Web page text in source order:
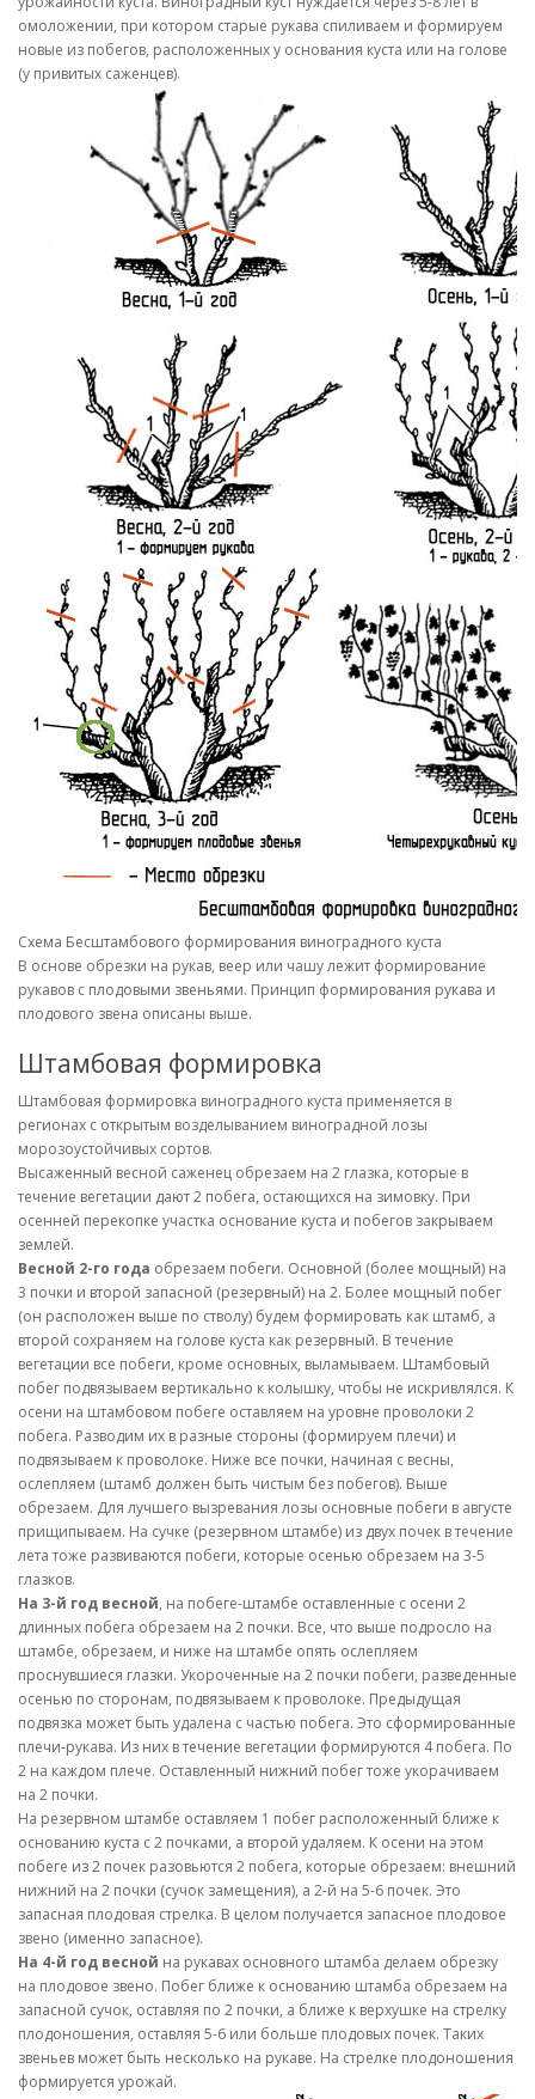
омоложении, при котором старые рукава спиливаем и формируем
новые из побегов, расположенных у основания куста или на голове
(у привитых саженцев).
Схема Бесштамбового формирования виноградного куста
В основе обрезки на рукав, веер или чашу лежит формирование
рукавов с плодовыми звеньями. Принцип формирования рукава и
плодового звена описаны выше.
Штамбовая формировка
Штамбовая формировка виноградного куста применяется в
регионах с открытым возделыванием виноградной лозы
морозоустойчивых сортов.
Высаженный весной саженец обрезаем на 2 глазка, которые в
течение вегетации дают 2 побега, остающихся на зимовку. При
осенней перекопке участка основание куста и побегов закрываем
землей.
Весной 2-го года обрезаем побеги. Основной (более мощный) на
3 почки и второй запасной (резервный) на 2. Более мощный побег
(он расположен выше по стволу) будем формировать как штамб, а
второй сохраняем на голове куста как резервный. В течение
вегетации все побеги, кроме основных, выламываем. Штамбовый
побег подвязываем вертикально к колышку, чтобы не искривлялся. К
осени на штамбовом побеге оставляем на уровне проволоки 2
побега. Разводим их в разные стороны (формируем плечи) и
подвязываем к проволоке. Ниже все почки, начиная с весны,
ослепляем (штамб должен быть чистым без побегов). Выше
обрезаем. Для лучшего вызревания лозы основные побеги в августе
прищипываем. На сучке (резервном штамбе) из двух почек в течение
лета тоже развиваются побеги, которые осенью обрезаем на 3-5
глазков.
На 3-й год весной, на побеге-штамбе оставленные с осени 2
длинных побега обрезаем на 2 почки. Все, что выше подросло на
штамбе, обрезаем, и ниже на штамбе опять ослепляем
проснувшиеся глазки. Укороченные на 2 почки побеги, разведенные
осенью по сторонам, подвязываем к проволоке. Предыдущая
подвязка может быть удалена с частью побега. Это сформированные
плечи-рукава. Из них в течение вегетации формируются 4 побега. По
2 на каждом плече. Оставленный нижний побег тоже укорачиваем
на 2 почки.
На резервном штамбе оставляем 1 побег расположенный ближе к
основанию куста с 2 почками, а второй удаляем. К осени на этом
побеге из 2 почек разовьются 2 побега, которые обрезаем: внешний
нижний на 2 почки (сучок замещения), а 2-й на 5-6 почек. Это
запасная плодовая стрелка. В целом получается запасное плодовое
звено (именно запасное).
На 4-й год весной на рукавах основного штамба делаем обрезку
на плодовое звено. Побег ближе к основанию штамба обрезаем на
запасной сучок, оставляя по 2 почки, а ближе к верхушке на стрелку
плодоношения, оставляя 5-6 или больше плодовых почек. Таких
звеньев может быть несколько на рукаве. На стрелке плодоношения
формируется урожай.